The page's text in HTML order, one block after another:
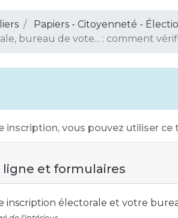
Papiers - Citoyenneté -
bureau de vote... : comment
inscription, vous pouvez utiliser ce
ligne et formulaires
inscription électorale et votre